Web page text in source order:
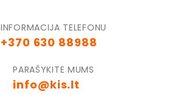
INFORMACIJA TELEFONU
+370 630 88988
PARAŠYKITE MUMS
info@kis.lt